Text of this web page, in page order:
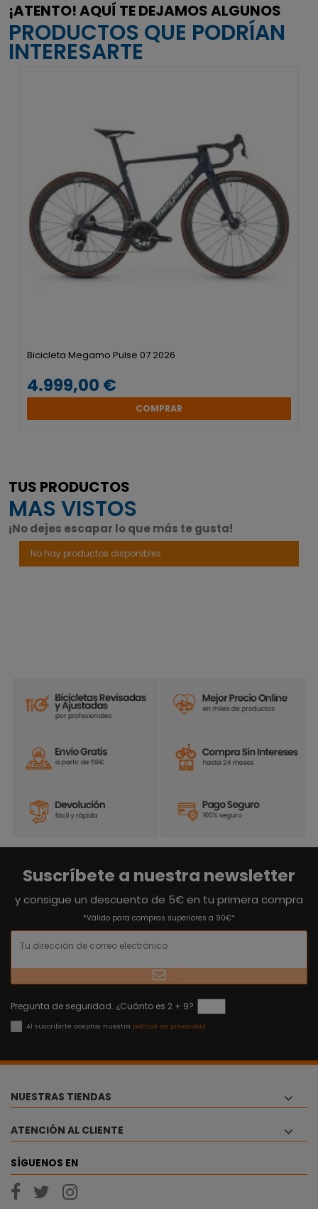
¡ATENTO! AQUÍ TE DEJAMOS ALGUNOS
PRODUCTOS QUE PODRÍAN
INTERESARTE
Bicicleta Megamo Pulse 07 2026
4.999,00 €
COMPRAR
TUS PRODUCTOS
MAS VISTOS
¡No dejes escapar lo que más te gusta!
No hay productos disponibles.
Suscríbete a nuestra newsletter
y consigue un descuento de 5€ en tu primera compra
*Válido para compras superiores a 90€*
Pregunta de seguridad. ¿Cuánto es 2 + 9?
Al suscribirte aceptas nuestra política de privacidad
NUESTRAS TIENDAS
ATENCIÓN AL CLIENTE
SÍGUENOS EN